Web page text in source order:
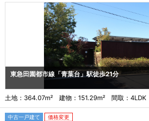
東急田園都市線「青葉台」駅徒歩21分
土地：364.07m² 建物：151.29m² 間取：4LDK
中古一戸建て 価格変更